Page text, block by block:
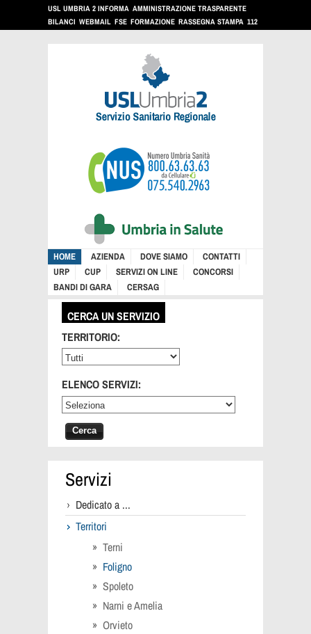
USL UMBRIA 2 INFORMA AMMINISTRAZIONE TRASPARENTE
BILANCI WEBMAIL FSE FORMAZIONE RASSEGNA STAMPA 112
HOME AZIENDA DOVE SIAMO
CONTATTI
URP
CUP SERVIZI ON LINE
CONCORSI
BANDI DI GARA
CERSAG
CERCA UN SERVIZIO
TERRITORIO:
ELENCO SERVIZI:
Servizi
Dedicato a ...
Territori
Terni
Foligno
Spoleto
Narni e Amelia
Orvieto